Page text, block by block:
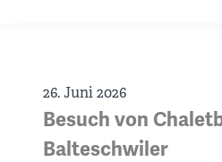
26. Juni 2026
Besuch von
Balteschwiler